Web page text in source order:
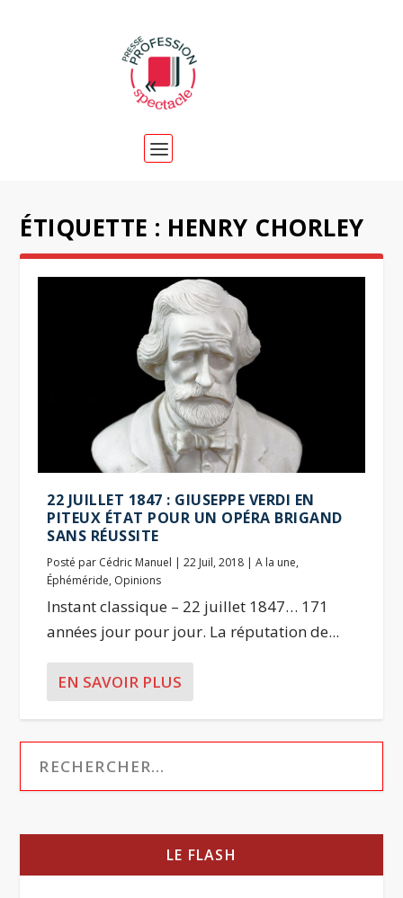
ÉTIQUETTE : HENRY CHORLEY
22 JUILLET 1847 : GIUSEPPE VERDI EN
PITEUX ÉTAT POUR UN OPÉRA BRIGAND
SANS RÉUSSITE
Posté par Cédric Manuel |22 Juil, 2018 |A la une,
Éphéméride, Opinions
Instant classique – 22 juillet 1847… 171
années jour pour jour. La réputation de...
EN SAVOIR PLUS
LE FLASH